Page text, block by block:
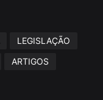
LEGISLAÇÃO
ARTIGOS